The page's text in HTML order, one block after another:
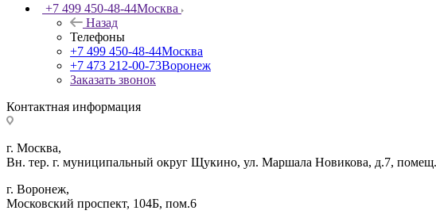
+7 499 450-48-44Москва
Назад
Телефоны
+7 499 450-48-44Москва
+7 473 212-00-73Воронеж
Заказать звонок
Контактная информация
г. Москва,
Вн. тер. г. муниципальный округ Щукино, ул. Маршала Новикова, д.7,
г. Воронеж,
​Московский проспект, 104Б, пом.6